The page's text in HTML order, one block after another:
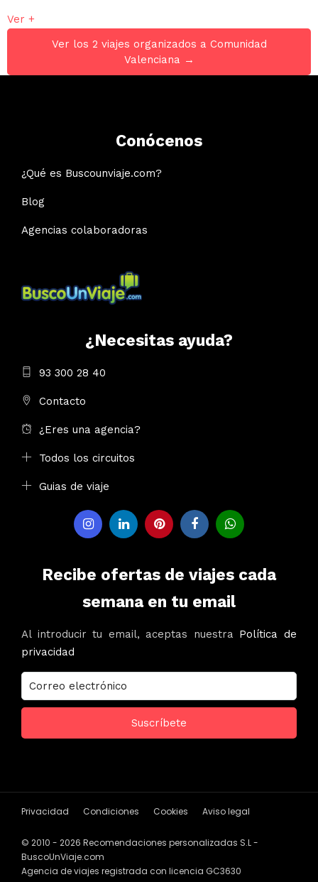
Ver +
Ver los 2 viajes organizados a Comunidad
Valenciana →
Conócenos
¿Qué es Buscounviaje.com?
Blog
Agencias colaboradoras
¿Necesitas ayuda?
93 300 28 40
Contacto
¿Eres una agencia?
Todos los circuitos
Guias de viaje
Recibe ofertas de viajes cada
semana en tu email
Al introducir tu email, aceptas nuestra Política de
privacidad
Privacidad Condiciones Cookies Aviso legal
© 2010 - 2026 Recomendaciones personalizadas S.L -
BuscoUnViaje.com
Agencia de viajes registrada con licencia GC3630